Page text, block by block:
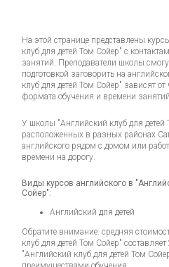
На этой странице представлены
клуб для детей Том Сойер" с
занятий. Преподаватели школы
подготовкой заговорить на
клуб для детей Том Сойер" зависят
формата обучения и времени
У школы "Английский клуб для
расположенных в разных районах
английского рядом с домом или
времени на дорогу.
Виды курсов английского в
Сойер":
Английский для детей
Обратите внимание: средняя
клуб для детей Том Сойер"
"Английский клуб для детей Том